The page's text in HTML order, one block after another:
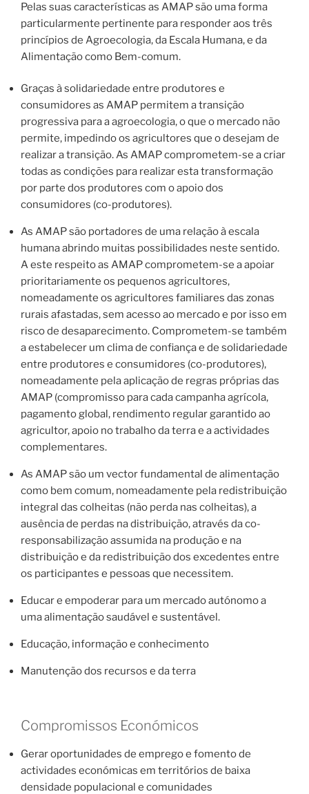
Pelas suas características as AMAP são uma forma
particularmente pertinente para responder aos três
princípios de Agroecologia, da Escala Humana, e da
Alimentação como Bem-comum.
Graças à solidariedade entre produtores e
consumidores as AMAP permitem a transição
progressiva para a agroecologia, o que o mercado não
permite, impedindo os agricultores que o desejam de
realizar a transição. As AMAP comprometem-se a criar
todas as condições para realizar esta transformação
por parte dos produtores com o apoio dos
consumidores (co-produtores).
As AMAP são portadores de uma relação à escala
humana abrindo muitas possibilidades neste sentido.
A este respeito as AMAP comprometem-se a apoiar
prioritariamente os pequenos agricultores,
nomeadamente os agricultores familiares das zonas
rurais afastadas, sem acesso ao mercado e por isso em
risco de desaparecimento. Comprometem-se também
a estabelecer um clima de confiança e de solidariedade
entre produtores e consumidores (co-produtores),
nomeadamente pela aplicação de regras próprias das
AMAP (compromisso para cada campanha agrícola,
pagamento global, rendimento regular garantido ao
agricultor, apoio no trabalho da terra e a actividades
complementares.
As AMAP são um vector fundamental de alimentação
como bem comum, nomeadamente pela redistribuição
integral das colheitas (não perda nas colheitas), a
ausência de perdas na distribuição, através da co-
responsabilização assumida na produção e na
distribuição e da redistribuição dos excedentes entre
os participantes e pessoas que necessitem.
Educar e empoderar para um mercado autónomo a
uma alimentação saudável e sustentável.
Educação, informação e conhecimento
Manutenção dos recursos e da terra
Compromissos Económicos
Gerar oportunidades de emprego e fomento de
actividades económicas em territórios de baixa
densidade populacional e comunidades